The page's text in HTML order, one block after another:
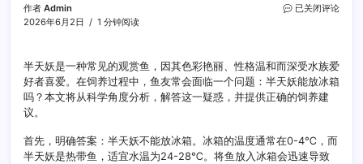
作者 Admin
2026年6月2日
1 分钟阅读
半
放
冰
箱
吗
已关闭评论
半天妖是一种常见的观赏鱼，因其色彩艳丽、性格温和而深受水族爱
好者喜爱。在饲养过程中，鱼友常会面临一个问题：半天妖能放冰箱
吗？本文将从科学角度分析，解答这一疑惑，并提供正确的饲养建
议。
首先，明确答案：半天妖不能放冰箱。冰箱的温度通常在0-4℃，而
半天妖是热带鱼，适宜水温为24-28℃。将鱼放入冰箱会迅速导致